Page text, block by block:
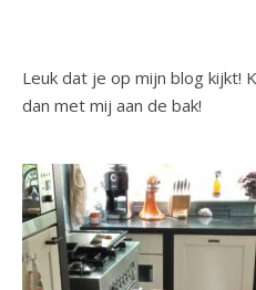
Leuk dat je op mijn blog kijkt!
dan met mij aan de bak!